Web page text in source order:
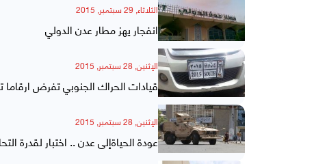
الثلاثاء, 29 سبتمبر, 2015
انفجار يهز مطار عدن الدولي
الإثنين, 28 سبتمبر, 2015
قيادات الحراك الجنوبي تفرض
الإثنين, 28 سبتمبر, 2015
عودة الحياةإلى عدن .. اختبار لقدرة